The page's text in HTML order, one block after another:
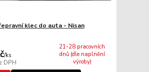
klec do auta - Nisan
/ks
DPH
21-28 pracovních
dnů (dle naplnění
výroby)